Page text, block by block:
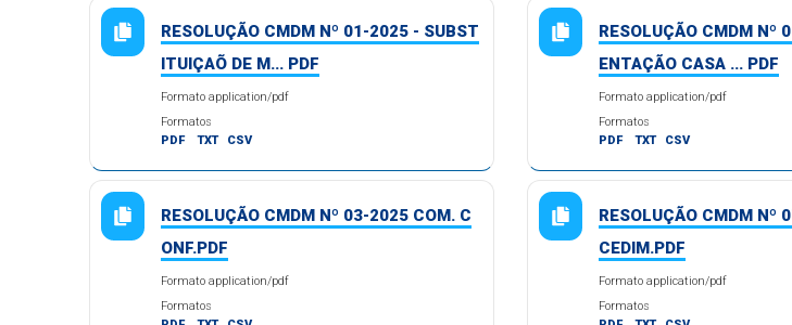
RESOLUÇÃO CMDM Nº 01-2025 - SUBST
ITUIÇAÕ DE M... PDF
Formato application/pdf
Formatos
PDF
TXT CSV
RESOLUÇÃO CMDM Nº
ENTAÇÃO CASA ... PDF
Formato application/pdf
Formatos
PDF
TXT CSV
RESOLUÇÃO CMDM Nº 03-2025 COM. C
ONF.PDF
Formato application/pdf
Formatos
RESOLUÇÃO CMDM Nº
CEDIM.PDF
Formato application/pdf
Formatos